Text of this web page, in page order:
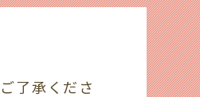
了承くださ